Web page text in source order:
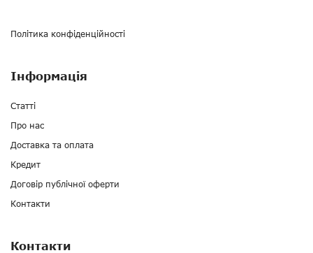
Політика конфіденційності
Інформація
Статті
Про нас
Доставка та оплата
Кредит
Договір публічної оферти
Контакти
Контакти